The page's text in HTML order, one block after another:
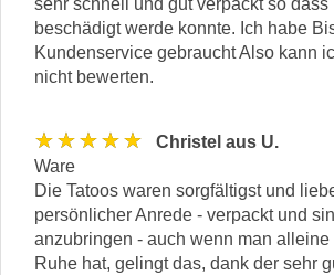
sehr schnell und gut verpackt so dass
beschädigt werde konnte. Ich habe
Kundenservice gebraucht Also kann
nicht bewerten.
★★★★★
Christel aus U.
Ware
Die Tatoos waren sorgfältigst und
persönlicher Anrede - verpackt und
anzubringen - auch wenn man alleine
Ruhe hat, gelingt das, dank der sehr